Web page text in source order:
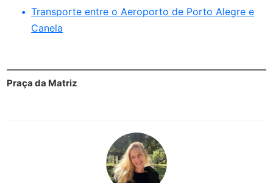
Transporte entre o Aeroporto de Porto Alegre e
Canela
Praça da Matriz